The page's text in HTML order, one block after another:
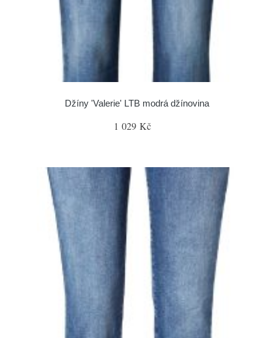
Džíny 'Valerie' LTB modrá džínovina
1 029 Kč